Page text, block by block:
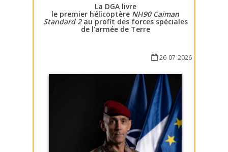
La DGA livre
le premier hélicoptère NH90 Caïman
Standard 2au profit des forces spéciales
de l’armée de Terre
26-07-2026